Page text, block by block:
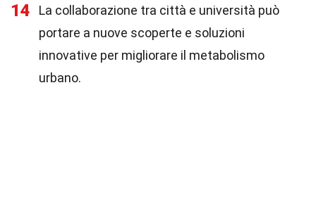
14
La collaborazione tra città e università può
portare a nuove scoperte e soluzioni
innovative per migliorare il metabolismo
urbano.